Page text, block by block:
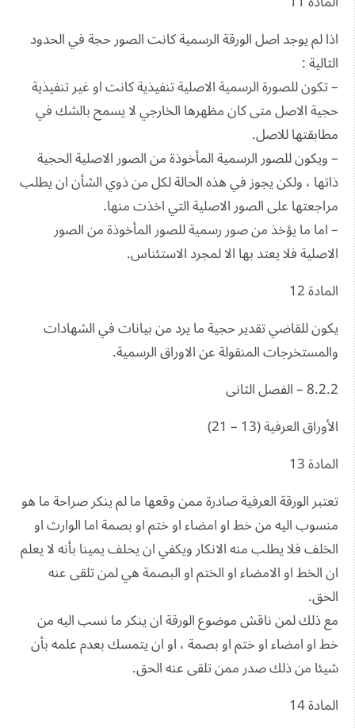
اذا لم يوجد اصل الورقة الرسمية كانت الصور حجة في الحدود
التالية :
– تكون للصورة الرسمية الاصلية تنفيذية كانت او غير تنفيذية
حجية الاصل متى كان مظهرها الخارجي لا يسمح بالشك في
مطابقتها للاصل.
– ويكون للصور الرسمية المأخوذة من الصور الاصلية الحجية
ذاتها ، ولكن يجوز في هذه الحالة لكل من ذوي الشأن ان يطلب
مراجعتها على الصور الاصلية التي اخذت منها.
– اما ما يؤخذ من صور رسمية للصور المأخوذة من الصور
الاصلية فلا يعتد بها الا لمجرد الاستئناس.
المادة 12
يكون للقاضي تقدير حجية ما يرد من بيانات في الشهادات
والمستخرجات المنقولة عن الاوراق الرسمية.
8.2.2 – الفصل الثانى
الأوراق العرفية (13 – 21)
المادة 13
تعتبر الورقة العرفية صادرة ممن وقعها ما لم ينكر صراحة ما هو
منسوب اليه من خط او امضاء او ختم او بصمة اما الوارث او
الخلف فلا يطلب منه الانكار ويكفي ان يحلف يمينا بأنه لا يعلم
ان الخط او الامضاء او الختم او البصمة هي لمن تلقى عنه
الحق.
مع ذلك لمن ناقش موضوع الورقة ان ينكر ما نسب اليه من
خط او امضاء او ختم او بصمة ، او ان يتمسك بعدم علمه بأن
شيئا من ذلك صدر ممن تلقى عنه الحق.
المادة 14